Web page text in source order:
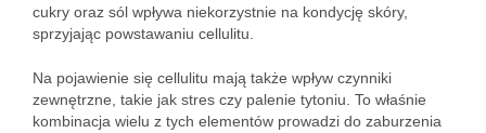
cukry oraz sól wpływa niekorzystnie na kondycję skóry,
sprzyjając powstawaniu cellulitu.
Na pojawienie się cellulitu mają także wpływ czynniki
zewnętrzne, takie jak stres czy palenie tytoniu. To właśnie
kombinacja wielu z tych elementów prowadzi do zaburzenia